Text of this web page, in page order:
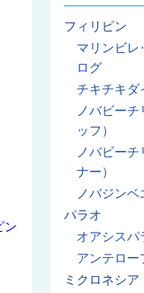
ン
フィリピン
マリンビ
ログ
チキチキダ
ノバビー
ッフ）
ノバビー
ナー）
ノバジンベ
パラオ
オアシスパ
アンテロー
ミクロネシア